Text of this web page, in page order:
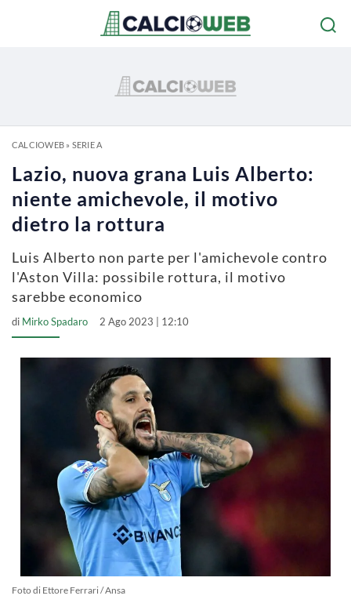
CALCIOWEB» SERIE A
Lazio, nuova grana Luis Alberto:
niente amichevole, il motivo
dietro la rottura
Luis Alberto non parte per l'amichevole contro
l'Aston Villa: possibile rottura, il motivo
sarebbe economico
di Mirko Spadaro 2 Ago 2023 | 12:10
Foto di Ettore Ferrari / Ansa